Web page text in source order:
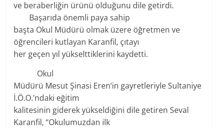
ve beraberliğin ürünü olduğunu dile getirdi.
Başarıda önemli paya sahip
başta Okul Müdürü olmak üzere öğretmen ve
öğrencileri kutlayan Karanfil, çıtayı
her geçen yıl yükselttiklerini kaydetti.
Okul
Müdürü Mesut Şinasi Eren’in gayretleriyle Sultaniye
İ.Ö.O.’ndaki eğitim
kalitesinin giderek yükseldiğini dile getiren Seval
Karanfil, “Okulumuzdan ilk